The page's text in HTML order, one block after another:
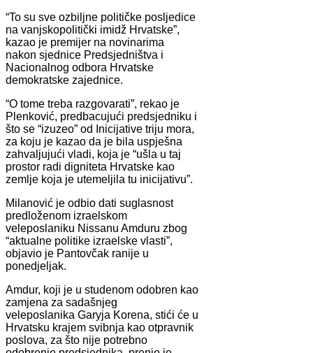
“To su sve ozbiljne političke posljedice
na vanjskopolitički imidž Hrvatske”,
kazao je premijer na novinarima
nakon sjednice Predsjedništva i
Nacionalnog odbora Hrvatske
demokratske zajednice.
“O tome treba razgovarati”, rekao je
Plenković, predbacujući predsjedniku i
što se “izuzeo” od Inicijative triju mora,
za koju je kazao da je bila uspješna
zahvaljujući vladi, koja je “ušla u taj
prostor radi digniteta Hrvatske kao
zemlje koja je utemeljila tu inicijativu”.
Milanović je odbio dati suglasnost
predloženom izraelskom
veleposlaniku Nissanu Amduru zbog
“aktualne politike izraelske vlasti”,
objavio je Pantovčak ranije u
ponedjeljak.
Amdur, koji je u studenom odobren kao
zamjena za sadašnjeg
veleposlanika Garyja Korena, stići će u
Hrvatsku krajem svibnja kao otpravnik
poslova, za što nije potrebno